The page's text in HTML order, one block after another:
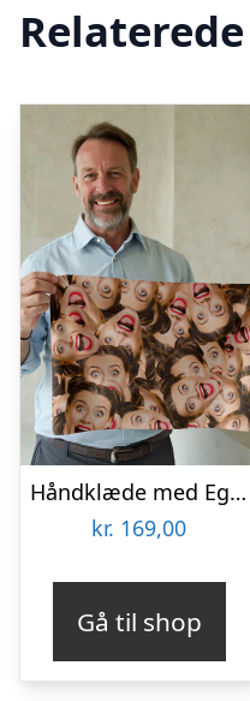
Håndklæde med Eget Foto – Multiface
kr. 169,00
Gå til shop